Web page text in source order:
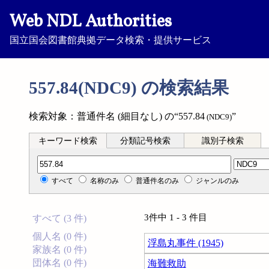
Web NDL Authorities
国立国会図書館典拠データ検索・提供サービス
557.84(NDC9) の検索結果
検索対象：普通件名 (細目なし) の“557.84 (NDC9)”
キーワード検索 分類記号検索 識別子検索
分類記号検索
すべて 名称のみ 普通件名のみ ジャンルのみ
すべて (3 件)
個人名 (0 件)
家族名 (0 件)
団体名 (0 件)
3件中 1 - 3 件目
浮島丸事件 (1945)
海難救助